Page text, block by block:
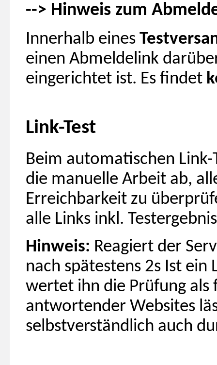
--> Hinweis zum
Innerhalb eines
einen Abmeldelink
eingerichtet ist. Es findet
Link-Test
Beim automatischen
die manuelle Arbeit ab,
Erreichbarkeit zu
alle Links inkl.
Hinweis: Reagiert der
nach spätestens 2s Ist ein
wertet ihn die Prüfung als
antwortender Websites
selbstverständlich auch